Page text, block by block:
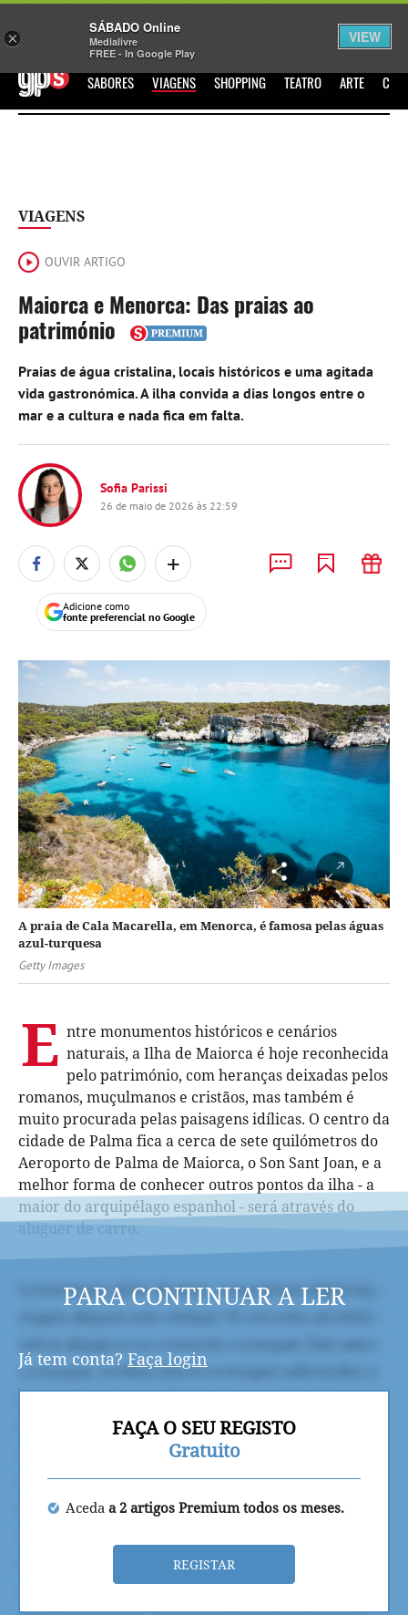
Sábado Assine Iniciar Sessão
GPS SABORES VIAGENS SHOPPING TEATRO ARTE
VIAGENS
OUVIR ARTIGO
Maiorca e Menorca: Das praias ao
património
Praias de água cristalina, locais históricos e uma agitada
vida gastronómica. A ilha convida a dias longos entre o
mar e a cultura e nada fica em falta.
Sofia Parissi
26 de maio de 2026 às 22:59
+
Adicione como
fonte preferencial no Google
A praia de Cala Macarella, em Menorca, é famosa pelas águas
azul-turquesa
Getty Images
E ntre monumentos históricos e cenários
naturais, a Ilha de Maiorca é hoje reconhecida
pelo património, com heranças deixadas pelos
romanos, muçulmanos e cristãos, mas também é
muito procurada pelas paisagens idílicas. O centro da
cidade de Palma fica a cerca de sete quilómetros do
Aeroporto de Palma de Maiorca, o Son Sant Joan, e a
melhor forma de conhecer outros pontos da ilha - a
maior do arquipélago espanhol - será através do
aluguer de carro.
PARA CONTINUAR A LER
Já tem conta? Faça login
FAÇA O SEU REGISTO
Gratuito
Aceda a 2 artigos Premium todos os meses.
REGISTAR
×
SÁBADO Online
Medialivre
FREE - In Google Play
VIEW